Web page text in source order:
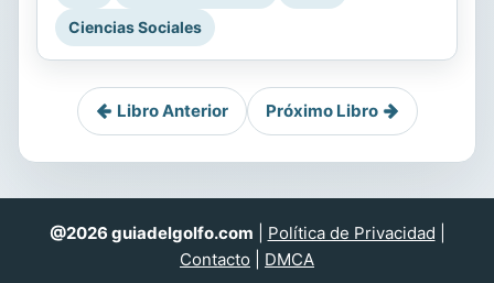
Ciencias Sociales
Libro Anterior Próximo Libro
@2026 guiadelgolfo.com Política de Privacidad
Contacto
DMCA